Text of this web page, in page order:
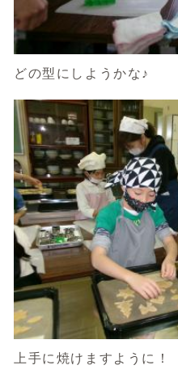
どの型にしようかな♪
上手に焼けますように！